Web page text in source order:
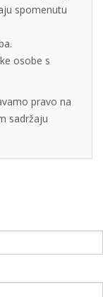
spomenutu
osobe s
pravo na
sadržaju